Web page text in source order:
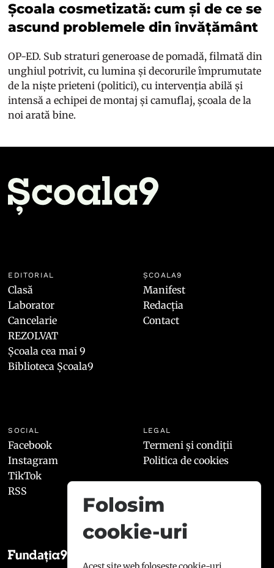
Școala cosmetizată: cum și de ce se
ascund problemele din învățământ
OP-ED. Sub straturi generoase de pomadă, filmată din
unghiul potrivit, cu lumina și decorurile împrumutate
de la niște prieteni (politici), cu intervenția abilă și
intensă a echipei de montaj și camuflaj, școala de la
noi arată bine.
EDITORIAL
Clasă
Laborator
Cancelarie
REZOLVAT
Școala cea mai 9
Biblioteca Școala9
ȘCOALA9
Manifest
Redacția
Contact
SOCIAL
Facebook
Instagram
TikTok
RSS
LEGAL
Termeni și condiții
Politica de cookies
Folosim
cookie-uri